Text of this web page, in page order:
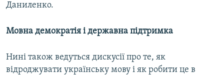
Даниленко.
Мовна демократія і державна підтримка
Нині також ведуться дискусії про те, як
відроджувати українську мову і як робити це в